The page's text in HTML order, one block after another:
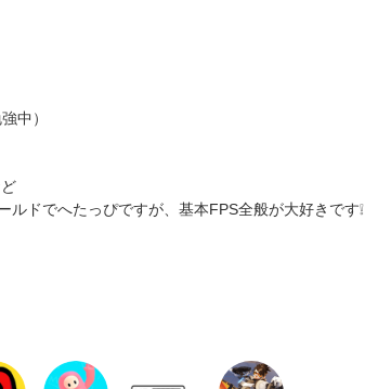
中）
ドでへたっぴですが、基本FPS全般が大好きです❕